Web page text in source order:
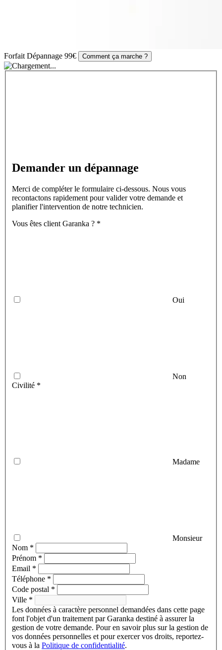
Forfait Dépannage 99€ Comment ça marche ?
Demander un dépannage
Merci de compléter le formulaire ci-dessous. Nous vous
recontactons rapidement pour valider votre demande et
planifier l'intervention de notre technicien.
Vous êtes client Garanka ? *
Oui
Non
Civilité *
Madame
Monsieur
Nom *
Prénom *
Email *
Téléphone *
Code postal *
Ville *
Les données à caractère personnel demandées dans cette page
font l'objet d'un traitement par Garanka destiné à assurer la
gestion de votre demande. Pour en savoir plus sur la gestion de
vos données personnelles et pour exercer vos droits, reportez-
vous à la Politique de confidentialité.